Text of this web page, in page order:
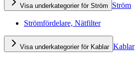
Visa underkategorier för Ström Ström
Strömfördelare, Nätfilter
Visa underkategorier för Kablar Kablar